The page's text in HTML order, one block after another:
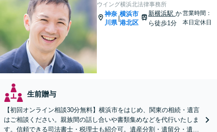
ウイング横浜北法律事務所
神奈
川県
横浜市
港北区
新横浜駅か
ら徒歩1分
営業時間：
本日定休日
生前贈与
【初回オンライン相談30分無料】横浜市をはじめ、関東の相続・遺言
はご相談ください。親族間の話し合いや書類集めなどを代行いたしま
す。信頼できる司法書士・税理士も紹介可。遺産分割・遺留分・遺言